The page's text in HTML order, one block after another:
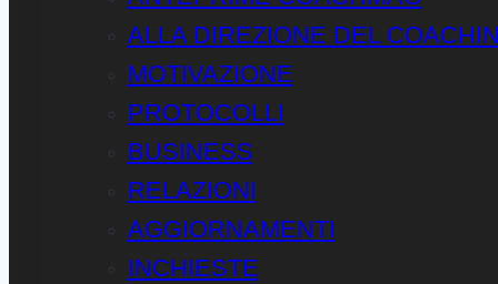
ALLA DIREZIONE DEL
MOTIVAZIONE
PROTOCOLLI
BUSINESS
RELAZIONI
AGGIORNAMENTI
INCHIESTE